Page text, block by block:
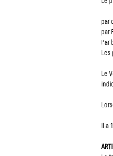
par
par
Par
Les
Le
Il